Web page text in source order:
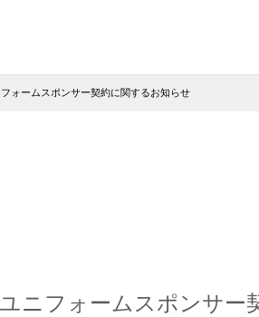
ォームスポンサー契約に関するお知らせ
ニフォームスポンサー